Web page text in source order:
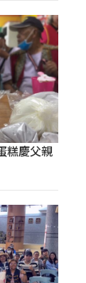
糕慶父親